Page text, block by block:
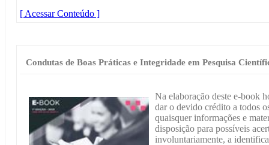
[ Acessar Conteúdo ]
Condutas de Boas Práticas e Integridade em Pesquisa
Na elaboração deste e-book
dar o devido crédito a todos
quaisquer informações e
disposição para possíveis
involuntariamente, a